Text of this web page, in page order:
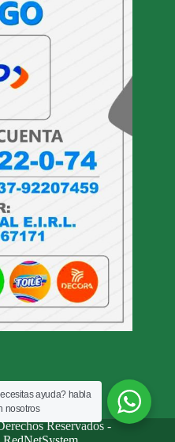
Reservados -
ayuda? habla
nosotros